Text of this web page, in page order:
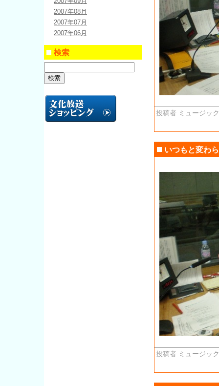
2007年08月
2007年07月
2007年06月
検索
投稿者 ミュージッ
いつもと変わ
投稿者 ミュージッ